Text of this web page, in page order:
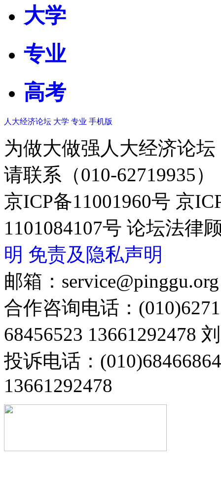
大学
专业
高考
人大经济论坛 大学 专业 手机版
为做大做强人大经济论
请联系（010-62719935）
京ICP备11001960号 京
1101084107号 论坛法律
明 免责及隐私声明
邮箱：service@pinggu.org
合作咨询电话：
68456523 13661292478
投诉电话：
13661292478